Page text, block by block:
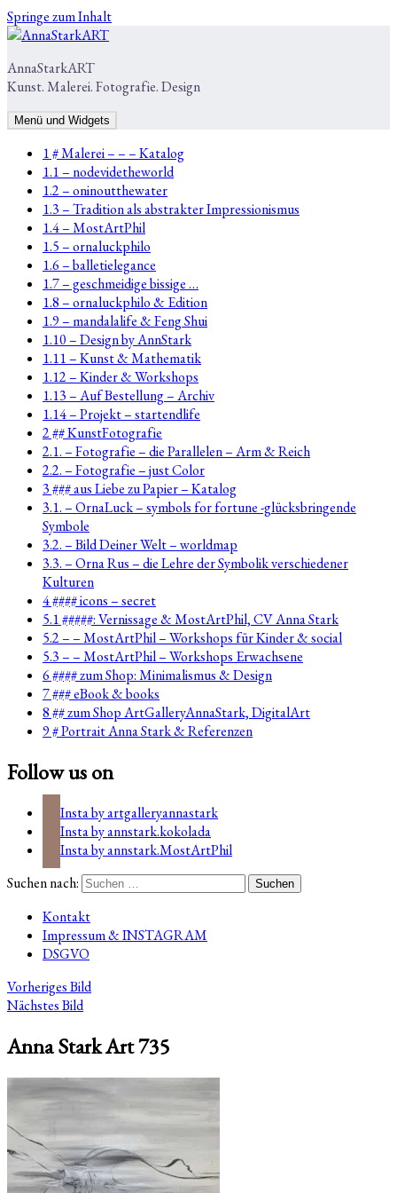
Springe zum Inhalt
AnnaStarkART
Kunst. Malerei. Fotografie. Design
Menü und Widgets
1 # Malerei – – – Katalog
1.1 – nodevidetheworld
1.2 – oninoutthewater
1.3 – Tradition als abstrakter Impressionismus
1.4 – MostArtPhil
1.5 – ornaluckphilo
1.6 – balletielegance
1.7 – geschmeidige bissige …
1.8 – ornaluckphilo & Edition
1.9 – mandalalife & Feng Shui
1.10 – Design by AnnStark
1.11 – Kunst & Mathematik
1.12 – Kinder & Workshops
1.13 – Auf Bestellung – Archiv
1.14 – Projekt – startendlife
2 ## KunstFotografie
2.1. – Fotografie – die Parallelen – Arm & Reich
2.2. – Fotografie – just Color
3 ### aus Liebe zu Papier – Katalog
3.1. – OrnaLuck – symbols for fortune -glücksbringende
Symbole
3.2. – Bild Deiner Welt – worldmap
3.3. – Orna Rus – die Lehre der Symbolik verschiedener
Kulturen
4 #### icons – secret
5.1 #####: Vernissage & MostArtPhil, CV Anna Stark
5.2 – – MostArtPhil – Workshops für Kinder & social
5.3 – – MostArtPhil – Workshops Erwachsene
6 #### zum Shop: Minimalismus & Design
7 ### eBook & books
8 ## zum Shop ArtGalleryAnnaStark, DigitalArt
9 # Portrait Anna Stark & Referenzen
Follow us on
Insta by artgalleryannastark
Insta by annstark.kokolada
Insta by annstark.MostArtPhil
Suchen nach:
Kontakt
Impressum & INSTAGRAM
DSGVO
Vorheriges Bild
Nächstes Bild
Anna Stark Art 735